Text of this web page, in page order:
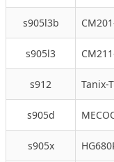
s905l3b
s905l3
s912 Tanix-
s905d
s905x